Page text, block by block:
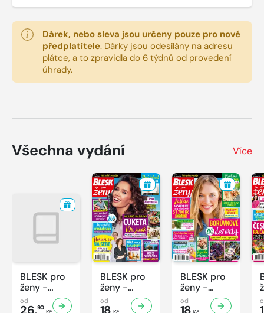
Dárek, nebo sleva jsou určeny pouze pro nové
předplatitele. Dárky jsou odesílány na adresu
plátce, a to zpravidla do 6 týdnů od provedení
úhrady.
Všechna vydání Více
BLESK pro
ženy -
33/2026
od
26,90
BLESK pro
ženy -
32/2026
od
18
BLESK pro
ženy -
31/2026
od
18